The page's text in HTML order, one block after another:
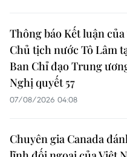
Thông báo Kết luận
Chủ tịch nước Tô Lâm
Ban Chỉ đạo Trung
Nghị quyết 57
07/08/2026 04:08
Chuyên gia Canada